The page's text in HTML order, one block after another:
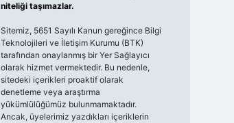
niteliği taşımazlar.
Sitemiz, 5651 Sayılı Kanun gereğince Bilgi
Teknolojileri ve İletişim Kurumu (BTK)
tarafından onaylanmış bir Yer Sağlayıcı
olarak hizmet vermektedir. Bu nedenle,
sitedeki içerikleri proaktif olarak
denetleme veya araştırma
yükümlülüğümüz bulunmamaktadır.
Ancak, üyelerimiz yazdıkları içeriklerin